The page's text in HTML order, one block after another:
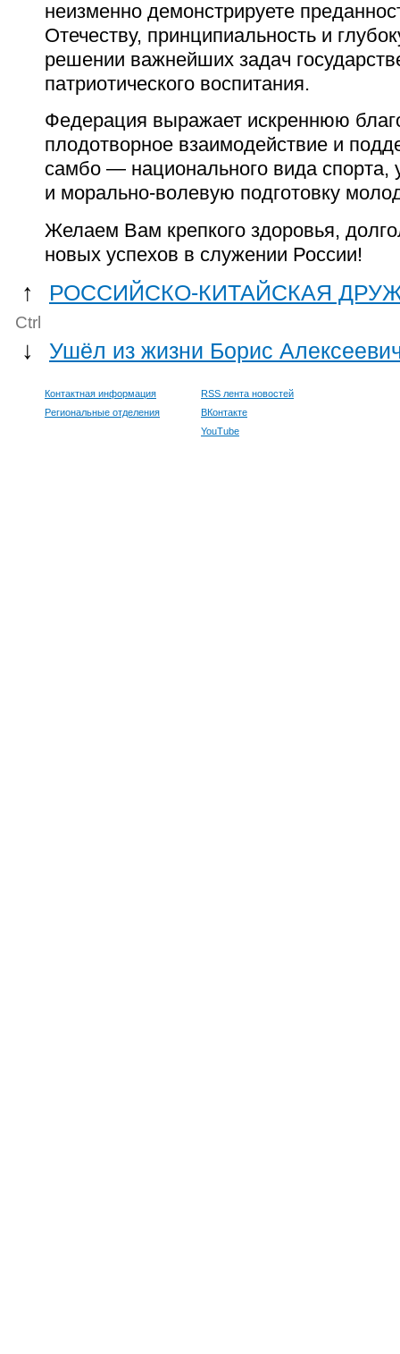
неизменно демонстрируете
Отечеству, принципиальность и
решении важнейших задач
патриотического воспитания.
Федерация выражает искреннюю
плодотворное взаимодействие и
самбо — национального вида
и морально-волевую подготовку
Желаем Вам крепкого здоровья,
новых успехов в служении России!
↑ РОССИЙСКО-КИТАЙСКАЯ
Ctrl
↓ Ушёл из жизни Борис
Контактная информация
Региональные отделения
RSS лента новостей
ВКонтакте
YouTube